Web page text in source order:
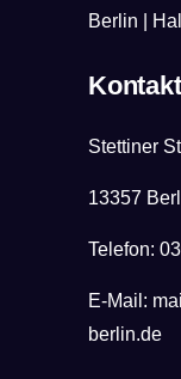
Berlin
Stettiner
13357
Telefon:
E-Mail:
berlin.de